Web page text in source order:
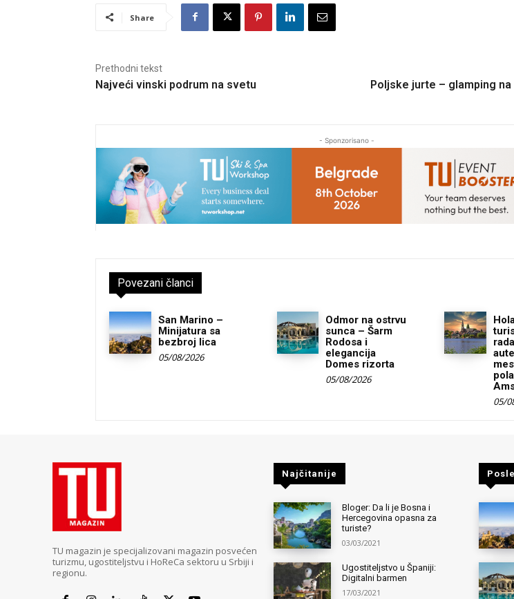
Share
Prethodni tekst
Najveći vinski podrum na svetu Poljske jurte – glamping
- Sponzorisano -
Povezani članci
San Marino –
Minijatura sa
bezbroj lica
05/08/2026
Odmor na ostrvu
sunca – Šarm
Rodosa i
elegancija
Domes rizorta
05/08/2026
05/
TU magazin je specijalizovani magazin posvećen
turizmu, ugostiteljstvu i HoReCa sektoru u Srbiji i
regionu.
Najčitanije
Bloger: Da li je Bosna i
Hercegovina opasna za
turiste?
03/03/2021
Ugostiteljstvo u Španiji:
Digitalni barmen
17/03/2021